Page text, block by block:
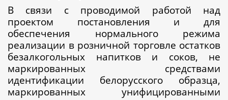
В связи с проводимой работой над
проектом постановления и для
обеспечения нормального режима
реализации в розничной торговле остатков
безалкогольных напитков и соков, не
маркированных средствами
идентификации белорусского образца,
маркированных унифицированными